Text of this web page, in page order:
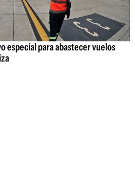
especial para abastecer vuelos